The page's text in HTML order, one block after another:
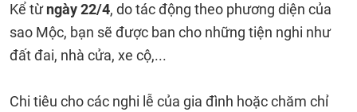
Kể từngày 22/4, do tác động theo phương diện của
sao Mộc, bạn sẽ được ban cho những tiện nghi như
đất đai, nhà cửa, xe cộ,...
Chi tiêu cho các nghi lễ của gia đình hoặc chăm chỉ